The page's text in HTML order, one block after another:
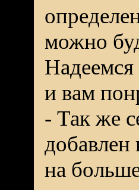
можно
Надеемся
и вам
- Так же
на